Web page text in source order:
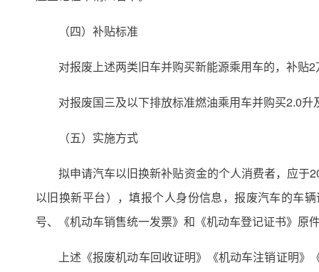
（四）补贴标准
对报废上述两类旧车并购买新能源乘用车的，补贴2
对报废国三及以下排放标准燃油乘用车并购买2.0
（五）实施方式
拟申请汽车以旧换新补贴资金的个人消费者，应于
以旧换新平台），填报个人身份信息，报废汽车的车
号、《机动车销售统一发票》和《机动车登记证书》原
上述《报废机动车回收证明》《机动车注销证明